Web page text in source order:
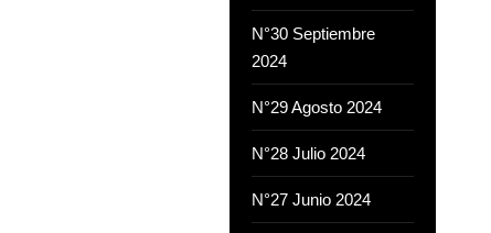
N°30 Septiembre
2024
N°29 Agosto 2024
N°28 Julio 2024
N°27 Junio 2024